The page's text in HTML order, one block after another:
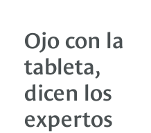
Ojo con la
tableta,
dicen los
expertos